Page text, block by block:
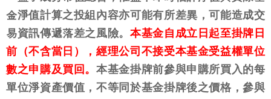
金淨值計算之投組內容亦可能有所差異，可能造成交
易資訊傳遞落差之風險。 本基金自成立日起至掛牌日
前（不含當日），經理公司不接受本基金受益權單位
數之申購及買回。本基金掛牌前參與申購所買入的每
單位淨資產價值，不等同於基金掛牌後之價格，參與